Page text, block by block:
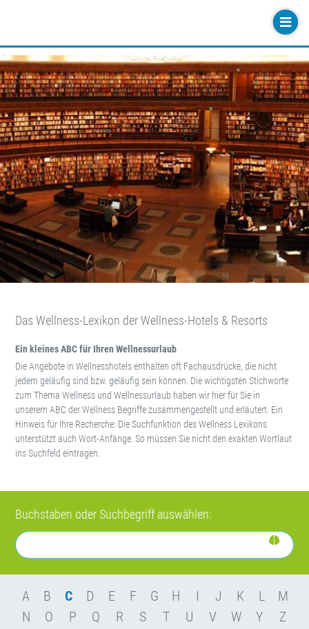
Das Wellness-Lexikon der Wellness-Hotels & Resorts
Ein kleines ABC für Ihren Wellnessurlaub
Die Angebote in Wellnesshotels enthalten oft Fachausdrücke, die nicht
jedem geläufig sind bzw. geläufig sein können. Die wichtigsten Stichworte
zum Thema Wellness und Wellnessurlaub haben wir hier für Sie in
unserem ABC der Wellness Begriffe zusammengestellt und erläutert. Ein
Hinweis für Ihre Recherche: Die Suchfunktion des Wellness Lexikons
unterstützt auch Wort-Anfänge. So müssen Sie nicht den exakten Wortlaut
ins Suchfeld eintragen.
Buchstaben oder Suchbegriff auswählen:
A B C D E F G H I J K L
M
N
O P Q R S T U V W Y Z